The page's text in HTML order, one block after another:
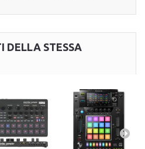
DELLA STESSA